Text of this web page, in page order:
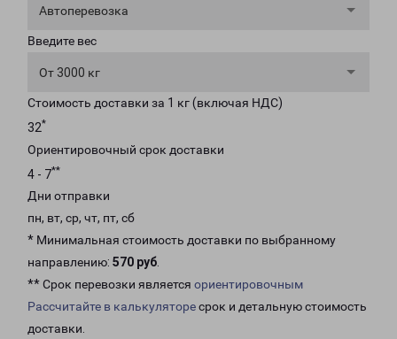
Автоперевозка
Введите вес
От 3000 кг
Стоимость доставки за 1 кг (включая НДС)
32*
Ориентировочный срок доставки
4 - 7**
Дни отправки
пн, вт, ср, чт, пт, сб
* Минимальная стоимость доставки по выбранному
направлению: 570 руб.
** Срок перевозки является ориентировочным
Рассчитайте в калькуляторесрок и детальную стоимость
доставки.